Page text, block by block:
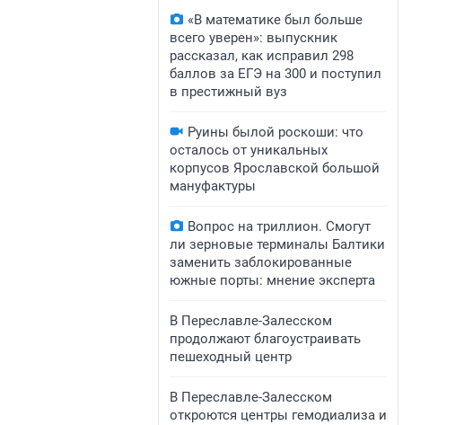
«В математике был больше
всего уверен»: выпускник
рассказал, как исправил 298
баллов за ЕГЭ на 300 и поступил
в престижный вуз
Руины былой роскоши: что
осталось от уникальных
корпусов Ярославской большой
мануфактуры
Вопрос на триллион. Смогут
ли зерновые терминалы Балтики
заменить заблокированные
южные порты: мнение эксперта
В Переславле-Залесском
продолжают благоустраивать
пешеходный центр
​​​​В Переславле-Залесском
откроются центры гемодиализа и